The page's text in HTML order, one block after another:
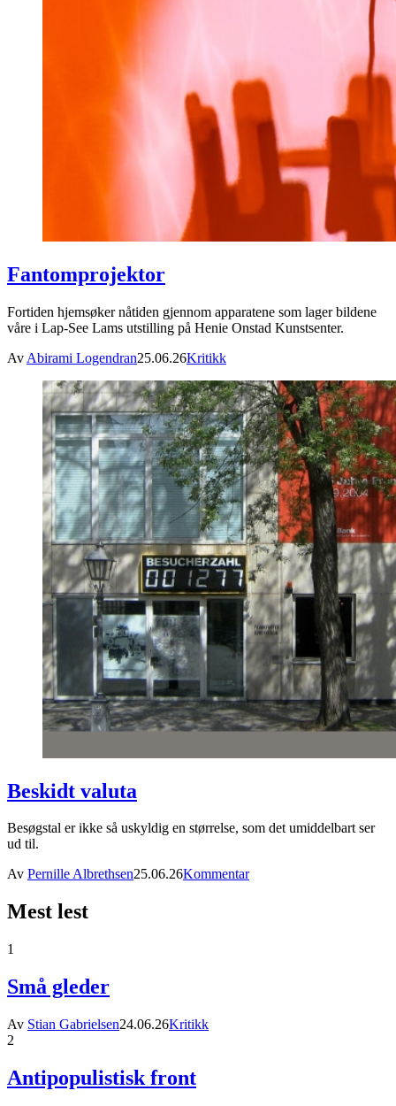
Fantomprojektor
Fortiden hjemsøker nåtiden gjennom apparatene som lager bildene
våre i Lap-See Lams utstilling på Henie Onstad Kunstsenter.
Av Abirami Logendran25.06.26Kritikk
Beskidt valuta
Besøgstal er ikke så uskyldig en størrelse, som det umiddelbart ser
ud til.
Av Pernille Albrethsen25.06.26Kommentar
Mest lest
1
Små gleder
Av Stian Gabrielsen24.06.26Kritikk
2
Antipopulistisk front